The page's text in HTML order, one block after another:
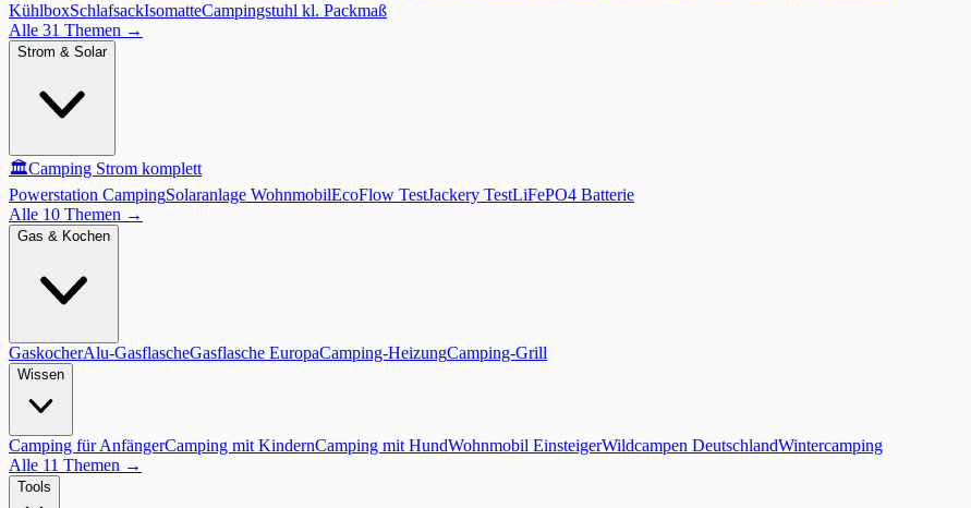
KühlboxSchlafsackIsomatteCampingstuhl kl. Packmaß
Alle 31 Themen →
Strom & Solar
🏛️Camping Strom komplett
Powerstation CampingSolaranlage WohnmobilEcoFlow TestJackery TestLiFePO4 Batterie
Alle 10 Themen →
Gas & Kochen
GaskocherAlu-GasflascheGasflasche EuropaCamping-HeizungCamping-Grill
Wissen
Camping für AnfängerCamping mit KindernCamping mit HundWohnmobil EinsteigerWildcampen DeutschlandWintercamping
Alle 11 Themen →
Tools